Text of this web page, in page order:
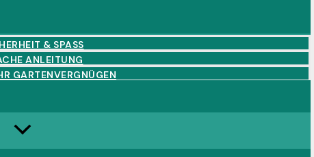
& SPASS
ANLEITUNG
GARTENVERGNÜGEN